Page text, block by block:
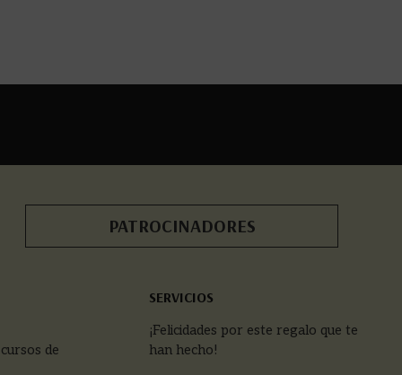
PATROCINADORES
de
SERVICIOS
¡Felicidades por este regalo que te
han hecho!